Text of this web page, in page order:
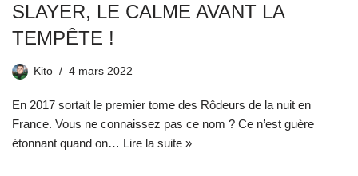
SLAYER, LE CALME AVANT LA
TEMPÊTE !
Kito 4 mars 2022
En 2017 sortait le premier tome des Rôdeurs de la nuit en
France. Vous ne connaissez pas ce nom ? Ce n’est guère
étonnant quand on… Lire la suite »